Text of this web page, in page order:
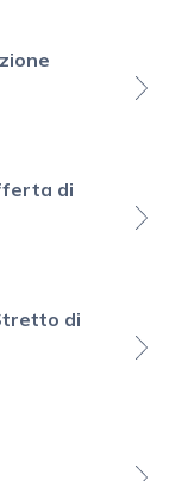
di
di